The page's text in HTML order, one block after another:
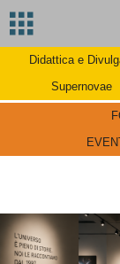
Didattica e
Supernovae